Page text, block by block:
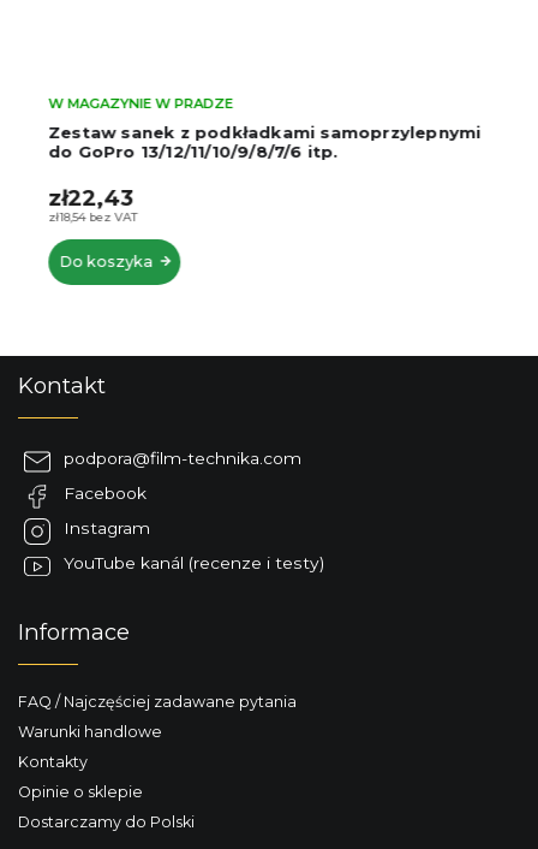
Zestaw sanek z podkładkami samoprzylepnymi
do GoPro 13/12/11/10/9/8/7/6 itp.
W MAGAZYNIE W PRADZE
zł18,54 bez VAT
zł22,43
Do koszyka
Kontakt
podpora@film-technika.com
Facebook
Instagram
YouTube kanál (recenze i testy)
Informace
FAQ / Najczęściej zadawane pytania
Warunki handlowe
Kontakty
Opinie o sklepie
Dostarczamy do Polski